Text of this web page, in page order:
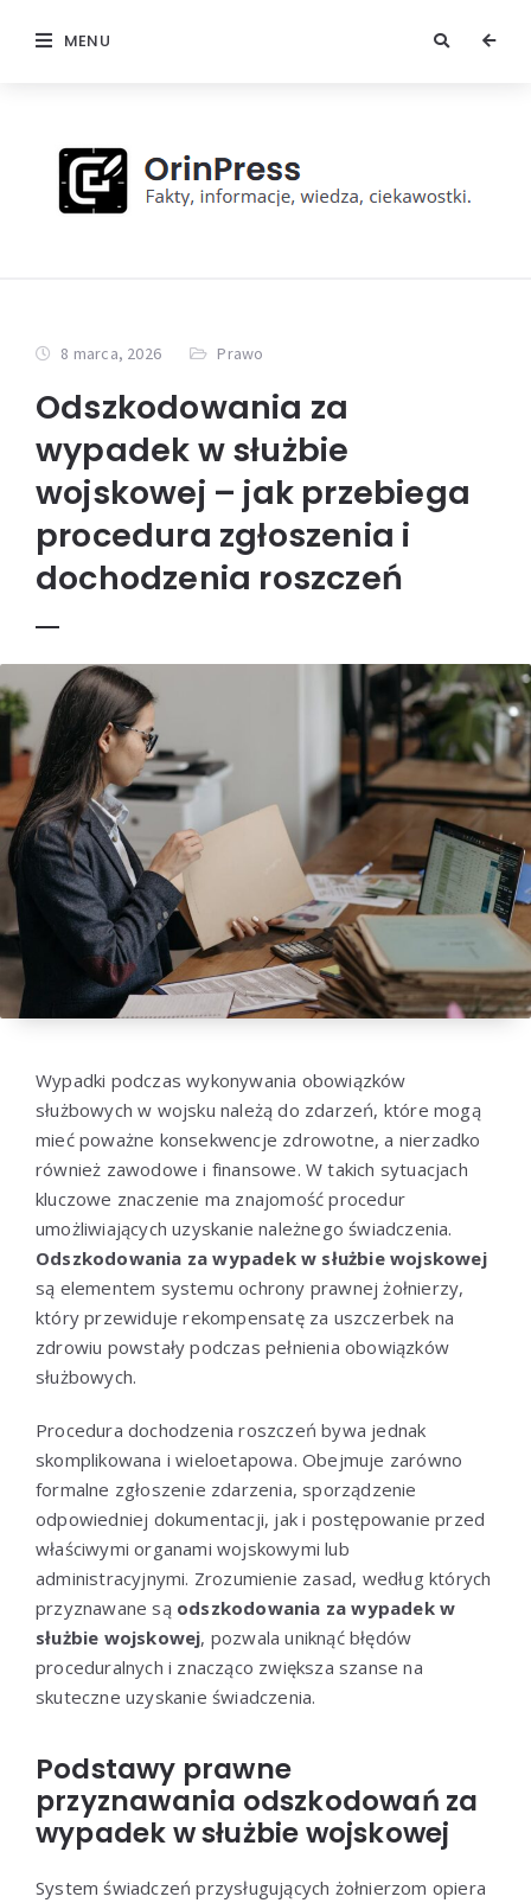
MENU
8 marca, 2026 Prawo
Odszkodowania za
wypadek w służbie
wojskowej – jak przebiega
procedura zgłoszenia i
dochodzenia roszczeń
Wypadki podczas wykonywania obowiązków
służbowych w wojsku należą do zdarzeń, które mogą
mieć poważne konsekwencje zdrowotne, a nierzadko
również zawodowe i finansowe. W takich sytuacjach
kluczowe znaczenie ma znajomość procedur
umożliwiających uzyskanie należnego świadczenia.
Odszkodowania za wypadek w służbie wojskowej
są elementem systemu ochrony prawnej żołnierzy,
który przewiduje rekompensatę za uszczerbek na
zdrowiu powstały podczas pełnienia obowiązków
służbowych.
Procedura dochodzenia roszczeń bywa jednak
skomplikowana i wieloetapowa. Obejmuje zarówno
formalne zgłoszenie zdarzenia, sporządzenie
odpowiedniej dokumentacji, jak i postępowanie przed
właściwymi organami wojskowymi lub
administracyjnymi. Zrozumienie zasad, według których
przyznawane są odszkodowania za wypadek w
służbie wojskowej, pozwala uniknąć błędów
proceduralnych i znacząco zwiększa szanse na
skuteczne uzyskanie świadczenia.
Podstawy prawne
przyznawania odszkodowań za
wypadek w służbie wojskowej
System świadczeń przysługujących żołnierzom opiera